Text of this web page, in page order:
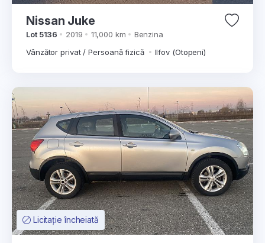
Nissan Juke
Lot 5136 2019 11,000 km
Benzina
Vânzător privat / Persoană fizică
Ilfov (Otopeni)
Licitație încheiată